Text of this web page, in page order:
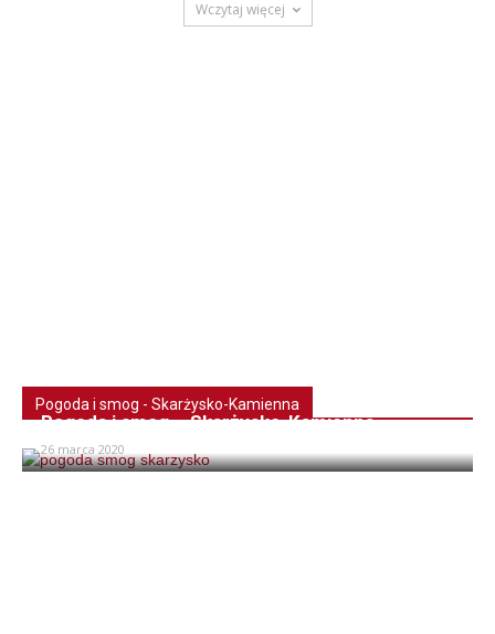
Wczytaj więcej
Pogoda i smog - Skarżysko-Kamienna
Pogoda i smog – Skarżysko-Kamienna
26 marca 2020